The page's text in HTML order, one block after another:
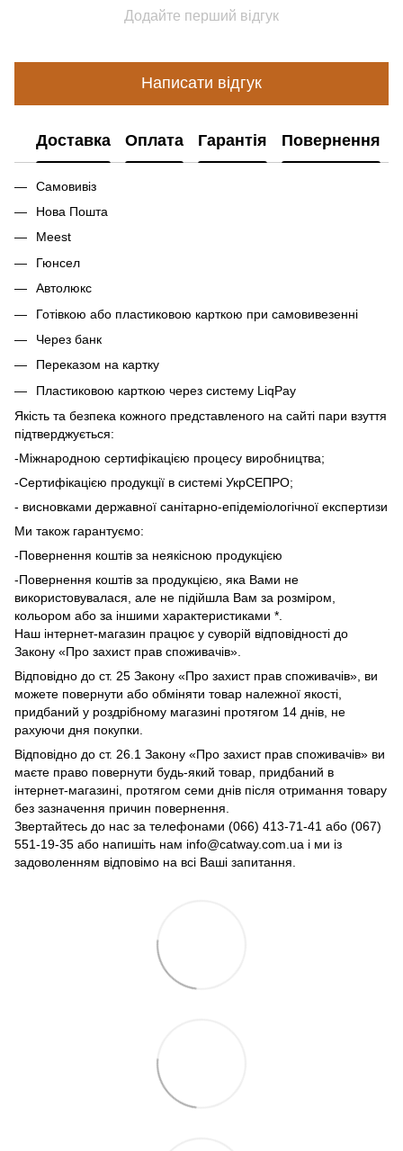
Додайте перший відгук
Написати відгук
Доставка Оплата Гарантія Повернення
Самовивіз
Нова Пошта
Meest
Гюнсел
Автолюкс
Готівкою або пластиковою карткою при самовивезенні
Через банк
Переказом на картку
Пластиковою карткою через систему LiqPay
Якість та безпека кожного представленого на сайті пари взуття
підтверджується:
-Міжнародною сертифікацією процесу виробництва;
-Сертифікацією продукції в системі УкрСЕПРО;
- висновками державної санітарно-епідеміологічної експертизи
Ми також гарантуємо:
-Повернення коштів за неякісною продукцією
-Повернення коштів за продукцією, яка Вами не
використовувалася, але не підійшла Вам за розміром,
кольором або за іншими характеристиками *.
Наш інтернет-магазин працює у суворій відповідності до
Закону «Про захист прав споживачів».
Відповідно до ст. 25 Закону «Про захист прав споживачів», ви
можете повернути або обміняти товар належної якості,
придбаний у роздрібному магазині протягом 14 днів, не
рахуючи дня покупки.
Відповідно до ст. 26.1 Закону «Про захист прав споживачів» ви
маєте право повернути будь-який товар, придбаний в
інтернет-магазині, протягом семи днів після отримання товару
без зазначення причин повернення.
Звертайтесь до нас за телефонами (066) 413-71-41 або (067)
551-19-35 або напишіть нам info@catway.com.ua і ми із
задоволенням відповімо на всі Ваші запитання.